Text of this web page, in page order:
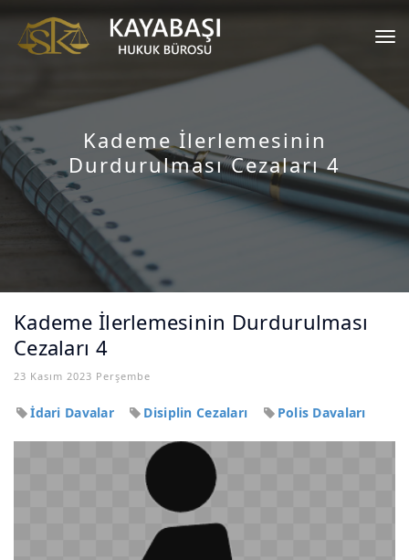
Kademe İlerlemesinin
Durdurulması Cezaları 4
Kademe İlerlemesinin Durdurulması
Cezaları 4
23 Kasım 2023 Perşembe
İdari Davalar Disiplin Cezaları Polis Davaları